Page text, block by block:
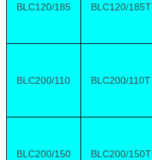
BLC120/185 BLC120/185T
BLC200/110 BLC200/110T
BLC200/150 BLC200/150T